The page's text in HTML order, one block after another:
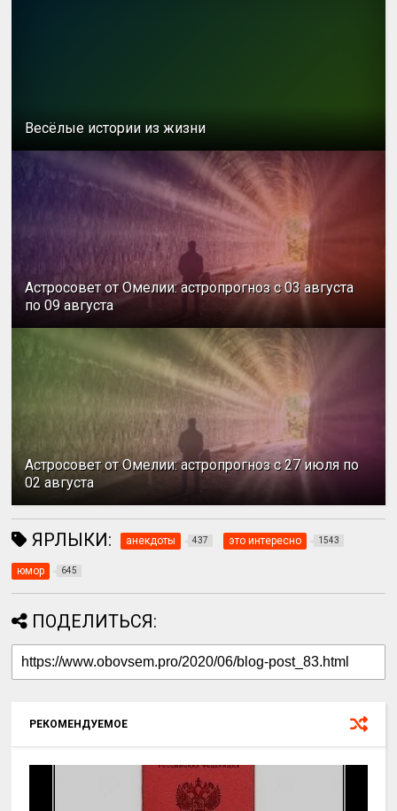
Весёлые истории из жизни
Астросовет от Омелии: астропрогноз с 03 августа
по 09 августа
Астросовет от Омелии: астропрогноз с 27 июля по
02 августа
ЯРЛЫКИ: анекдоты 437 это интересно 1543
юмор 645
ПОДЕЛИТЬСЯ:
РЕКОМЕНДУЕМОЕ